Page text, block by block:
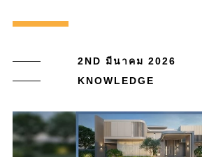
2ND มีนาคม 2026
KNOWLEDGE